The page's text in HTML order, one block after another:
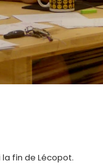
fin de Lécopot.